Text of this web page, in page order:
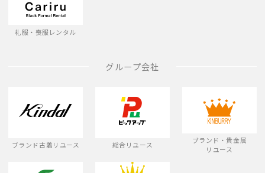
礼服・喪服レンタル
グループ会社
ブランド古着リユース 総合リユース
ブランド・貴金属
リユース